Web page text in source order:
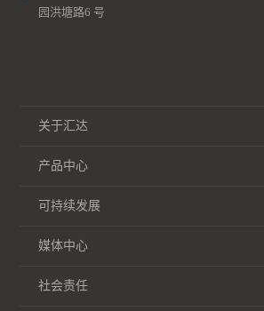
园洪塘路6 号
关于汇达
产品中心
可持续发展
媒体中心
社会责任